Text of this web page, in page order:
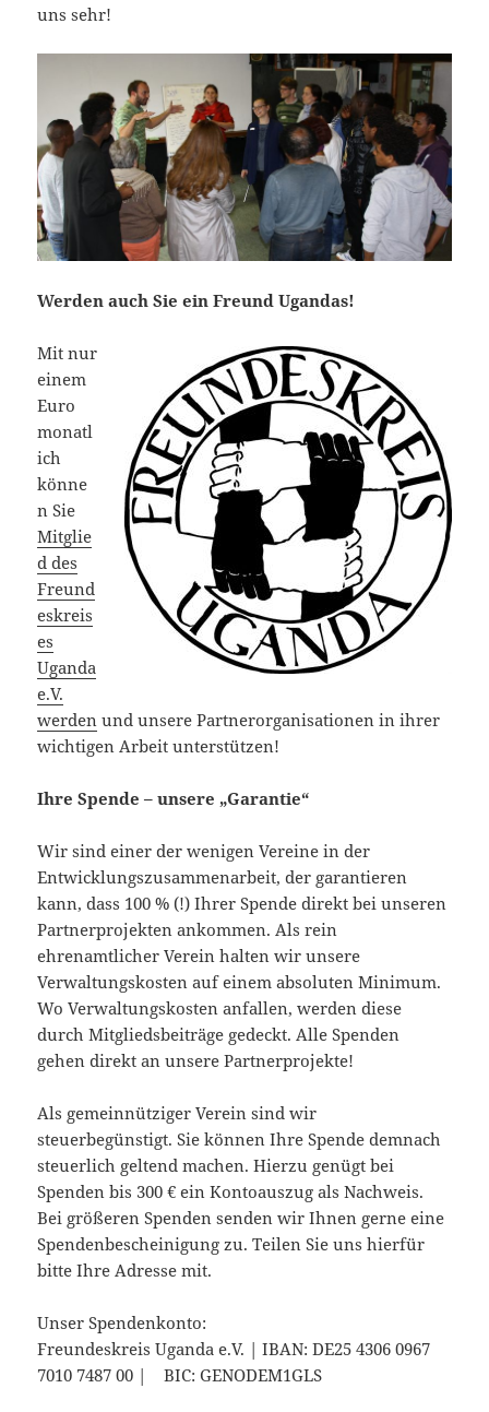
uns sehr!
Werden auch Sie ein Freund Ugandas!
Mit nur
einem
Euro
monatl
ich
könne
n Sie
Mitglie
d des
Freund
eskreis
es
Uganda
e.V.
werden und unsere Partnerorganisationen in ihrer
wichtigen Arbeit unterstützen!
Ihre Spende – unsere „Garantie“
Wir sind einer der wenigen Vereine in der
Entwicklungszusammenarbeit, der garantieren
kann, dass 100 % (!) Ihrer Spende direkt bei unseren
Partnerprojekten ankommen. Als rein
ehrenamtlicher Verein halten wir unsere
Verwaltungskosten auf einem absoluten Minimum.
Wo Verwaltungskosten anfallen, werden diese
durch Mitgliedsbeiträge gedeckt. Alle Spenden
gehen direkt an unsere Partnerprojekte!
Als gemeinnütziger Verein sind wir
steuerbegünstigt. Sie können Ihre Spende demnach
steuerlich geltend machen. Hierzu genügt bei
Spenden bis 300 € ein Kontoauszug als Nachweis.
Bei größeren Spenden senden wir Ihnen gerne eine
Spendenbescheinigung zu. Teilen Sie uns hierfür
bitte Ihre Adresse mit.
Unser Spendenkonto:
Freundeskreis Uganda e.V. | IBAN: DE25 4306 0967
7010 7487 00 | BIC: GENODEM1GLS